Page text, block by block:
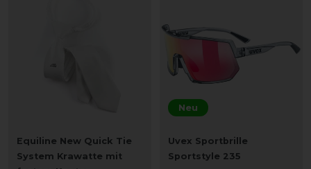
Equiline New Quick Tie
System Krawatte mit
Neu
Uvex Sportbrille
Sportstyle 235